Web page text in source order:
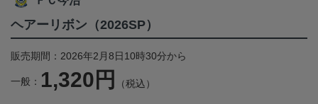
ヘアーリボン（2026SP）
販売期間：2026年2月8日10時30分から
一般： 1,320円 （税込）